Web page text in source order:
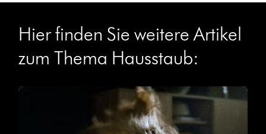
Hier finden Sie weitere Artikel
zum Thema Hausstaub: